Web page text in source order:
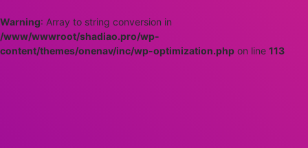
Warning: Array to string conversion in
/www/wwwroot/shadiao.pro/wp-
content/themes/onenav/inc/wp-optimization.php on line 113